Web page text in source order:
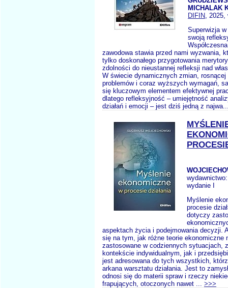
MICHALAK
DIFIN, 2025,
Superwizja
swoją
zawodowa stawia przed nami wyzwania,
tylko doskonałego przygotowania
zdolności do nieustannej refleksji nad
W świecie dynamicznych zmian, rosnącej
problemów i coraz wyższych wymagań,
się kluczowym elementem efektywnej
dlatego refleksyjność – umiejętność
działań i emocji – jest dziś jedną z
wydanie I
Myślenie
procesie
dotyczy
aspektach życia i podejmowania decyzji.
się na tym, jak różne teorie ekonomiczne
zastosowane w codziennych sytuacjach,
kontekście indywidualnym, jak i
jest adresowana do tych wszystkich,
arkana warsztatu działania. Jest to
odnosi się do materii spraw i rzeczy
frapujących, otoczonych nawet ... >>>